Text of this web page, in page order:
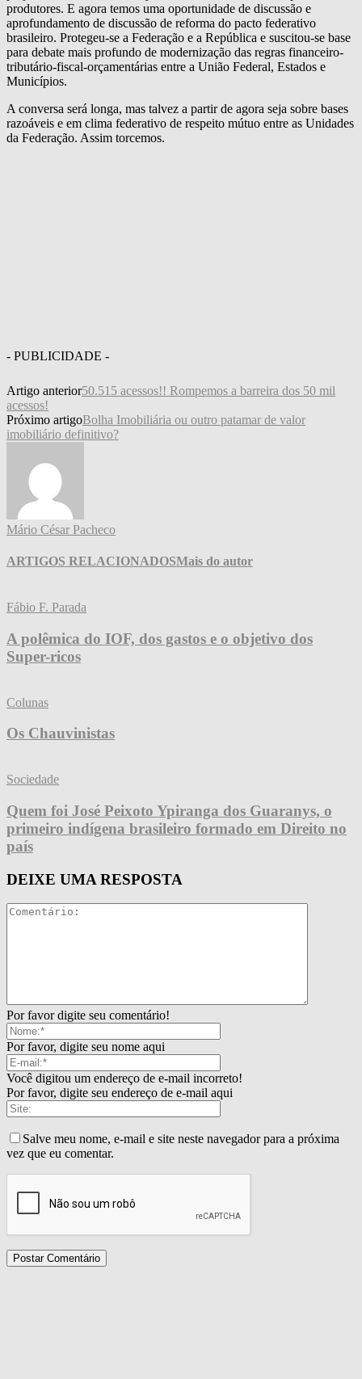
produtores. E agora temos uma oportunidade de discussão e
aprofundamento de discussão de reforma do pacto federativo
brasileiro. Protegeu-se a Federação e a República e suscitou-se base
para debate mais profundo de modernização das regras financeiro-
tributário-fiscal-orçamentárias entre a União Federal, Estados e
Municípios.
A conversa será longa, mas talvez a partir de agora seja sobre bases
razoáveis e em clima federativo de respeito mútuo entre as Unidades
da Federação. Assim torcemos.
- PUBLICIDADE -
Artigo anterior50.515 acessos!! Rompemos a barreira dos 50 mil
acessos!
Próximo artigoBolha Imobiliária ou outro patamar de valor
imobiliário definitivo?
Mário César Pacheco
ARTIGOS RELACIONADOSMais do autor
Fábio F. Parada
A polêmica do IOF, dos gastos e o objetivo dos
Super-ricos
Colunas
Os Chauvinistas
Sociedade
Quem foi José Peixoto Ypiranga dos Guaranys, o
primeiro indígena brasileiro formado em Direito no
país
DEIXE UMA RESPOSTA
Por favor digite seu comentário!
Por favor, digite seu nome aqui
Você digitou um endereço de e-mail incorreto!
Por favor, digite seu endereço de e-mail aqui
Salve meu nome, e-mail e site neste navegador para a próxima
vez que eu comentar.